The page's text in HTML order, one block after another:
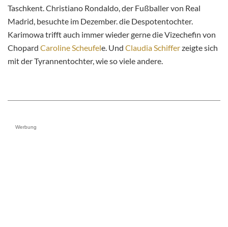
Taschkent. Christiano Rondaldo, der Fußballer von Real
Madrid, besuchte im Dezember. die Despotentochter.
Karimowa trifft auch immer wieder gerne die Vizechefin von
Chopard Caroline Scheufele. Und Claudia Schifferzeigte sich
mit der Tyrannentochter, wie so viele andere.
Werbung